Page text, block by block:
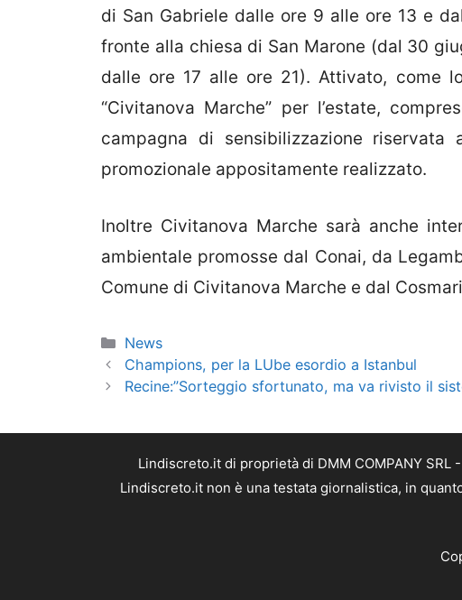
di San Gabriele dalle ore 9 alle ore 13 e
fronte alla chiesa di San Marone (dal 30
dalle ore 17 alle ore 21). Attivato, come
“Civitanova Marche” per l’estate,
campagna di sensibilizzazione
promozionale appositamente realizzato.
Inoltre Civitanova Marche sarà anche
ambientale promosse dal Conai, da
Comune di Civitanova Marche e dal
Categorie
News
Champions, per la LUbe esordio a Istanbul
Recine:”Sorteggio sfortunato, ma va rivisto il
Lindiscreto.it di proprietà di DMM COMPANY
Lindiscreto.it non è una testata giornalistica, in